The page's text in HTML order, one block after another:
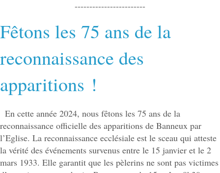
------------------------
Fêtons les 75 ans de la
reconnaissance des
apparitions !
En cette année 2024, nous fêtons les 75 ans de la
reconnaissance officielle des apparitions de Banneux par
l’Eglise. La reconnaissance ecclésiale est le sceau qui atteste
la vérité des événements survenus entre le 15 janvier et le 2
mars 1933. Elle garantit que les pèlerins ne sont pas victimes